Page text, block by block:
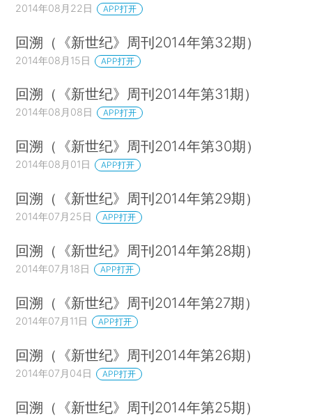
2014年08月22日 APP打开
回溯（《新世纪》周刊2014年第32期）
2014年08月15日 APP打开
回溯（《新世纪》周刊2014年第31期）
2014年08月08日 APP打开
回溯（《新世纪》周刊2014年第30期）
2014年08月01日 APP打开
回溯（《新世纪》周刊2014年第29期）
2014年07月25日 APP打开
回溯（《新世纪》周刊2014年第28期）
2014年07月18日 APP打开
回溯（《新世纪》周刊2014年第27期）
2014年07月11日 APP打开
回溯（《新世纪》周刊2014年第26期）
2014年07月04日 APP打开
回溯（《新世纪》周刊2014年第25期）